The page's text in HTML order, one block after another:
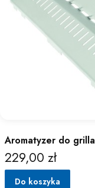
Aromatyzer do
Cena
229,00 zł
Do koszyka